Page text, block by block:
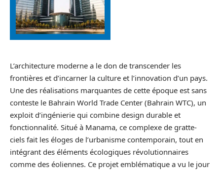
L’architecture moderne a le don de transcender les
frontières et d’incarner la culture et l’innovation d’un pays.
Une des réalisations marquantes de cette époque est sans
conteste le Bahrain World Trade Center (Bahrain WTC), un
exploit d’ingénierie qui combine design durable et
fonctionnalité. Situé à Manama, ce complexe de gratte-
ciels fait les éloges de l’urbanisme contemporain, tout en
intégrant des éléments écologiques révolutionnaires
comme des éoliennes. Ce projet emblématique a vu le jour